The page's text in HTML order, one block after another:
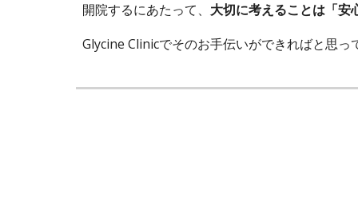
開院するにあたって、 大切に考えることは「安
Glycine Clinicでそのお手伝いができればと思っ